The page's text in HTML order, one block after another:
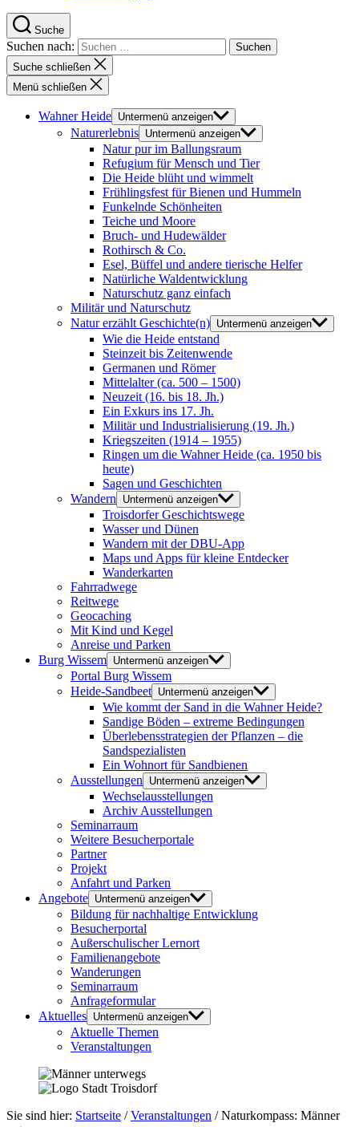
Suche
Suchen nach:
Suche schließen
Menü schließen
Wahner Heide Untermenü anzeigen
Naturerlebnis Untermenü anzeigen
Natur pur im Ballungsraum
Refugium für Mensch und Tier
Die Heide blüht und wimmelt
Frühlingsfest für Bienen und Hummeln
Funkelnde Schönheiten
Teiche und Moore
Bruch- und Hudewälder
Rothirsch & Co.
Esel, Büffel und andere tierische Helfer
Natürliche Waldentwicklung
Naturschutz ganz einfach
Militär und Naturschutz
Natur erzählt Geschichte(n) Untermenü anzeigen
Wie die Heide entstand
Steinzeit bis Zeitenwende
Germanen und Römer
Mittelalter (ca. 500 – 1500)
Neuzeit (16. bis 18. Jh.)
Ein Exkurs ins 17. Jh.
Militär und Industrialisierung (19. Jh.)
Kriegszeiten (1914 – 1955)
Ringen um die Wahner Heide (ca. 1950 bis
heute)
Sagen und Geschichten
Wandern
Untermenü anzeigen
Troisdorfer Geschichtswege
Wasser und Dünen
Wandern mit der DBU-App
Maps und Apps für kleine Entdecker
Wanderkarten
Fahrradwege
Reitwege
Geocaching
Mit Kind und Kegel
Anreise und Parken
Burg Wissem Untermenü anzeigen
Portal Burg Wissem
Heide-Sandbeet Untermenü anzeigen
Wie kommt der Sand in die Wahner Heide?
Sandige Böden – extreme Bedingungen
Überlebensstrategien der Pflanzen – die
Sandspezialisten
Ein Wohnort für Sandbienen
Ausstellungen
Untermenü anzeigen
Wechselausstellungen
Archiv Ausstellungen
Seminarraum
Weitere Besucherportale
Partner
Projekt
Anfahrt und Parken
Angebote Untermenü anzeigen
Bildung für nachhaltige Entwicklung
Besucherportal
Außerschulischer Lernort
Familienangebote
Wanderungen
Seminarraum
Anfrageformular
Aktuelles Untermenü anzeigen
Aktuelle Themen
Veranstaltungen
Sie sind hier: Startseite /Veranstaltungen /Naturkompass: Männer